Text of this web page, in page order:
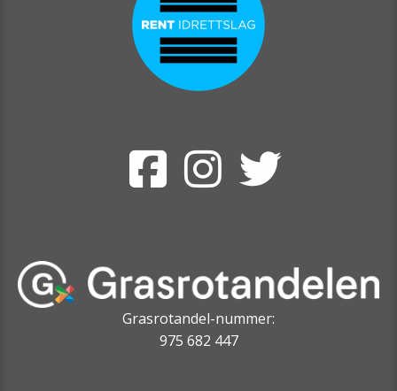
Grasrotandel-nummer:
975 682 447